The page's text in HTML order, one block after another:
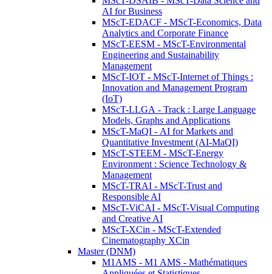
AI for Business
MScT-EDACF - MScT-Economics, Data
Analytics and Corporate Finance
MScT-EESM - MScT-Environmental
Engineering and Sustainability
Management
MScT-IOT - MScT-Internet of Things :
Innovation and Management Program
(IoT)
MScT-LLGA - Track : Large Language
Models, Graphs and Applications
MScT-MaQI - AI for Markets and
Quantitative Investment (AI-MaQI)
MScT-STEEM - MScT-Energy
Environment : Science Technology &
Management
MScT-TRAI - MScT-Trust and
Responsible AI
MScT-ViCAI - MScT-Visual Computing
and Creative AI
MScT-XCin - MScT-Extended
Cinematography XCin
Master (DNM)
M1AMS - M1 AMS - Mathématiques